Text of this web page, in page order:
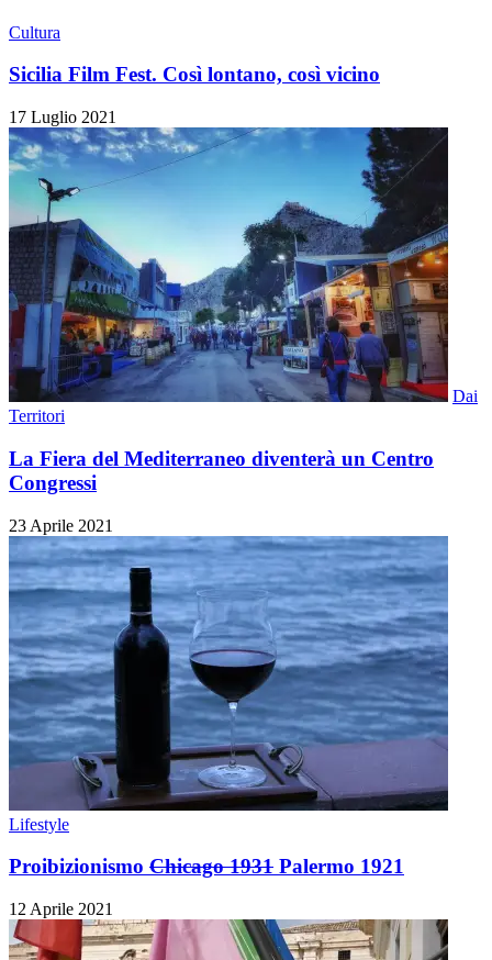
Cultura
Sicilia Film Fest. Così lontano, così vicino
17 Luglio 2021
Dai
Territori
La Fiera del Mediterraneo diventerà un Centro
Congressi
23 Aprile 2021
Lifestyle
Proibizionismo Chicago 1931 Palermo 1921
12 Aprile 2021